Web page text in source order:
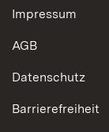
Impressum
AGB
Datenschutz
Barrierefreiheit